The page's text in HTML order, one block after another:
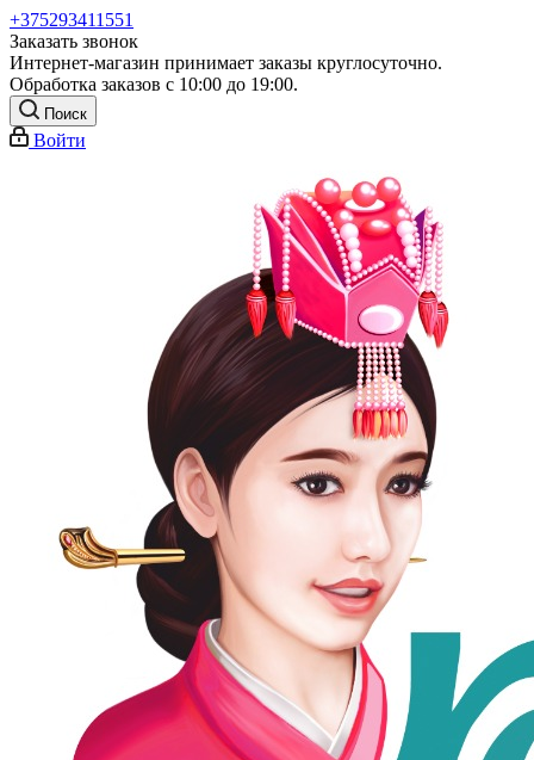
+375293411551
Заказать звонок
Интернет-магазин принимает заказы круглосуточно.
Обработка заказов с 10:00 до 19:00.
Поиск
Войти